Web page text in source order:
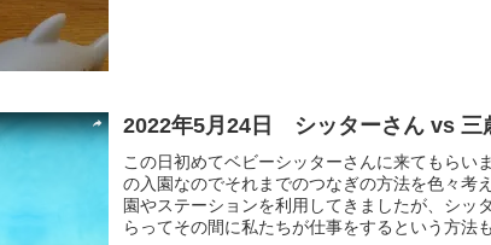
2022年5月24日 シッターさん vs 三
この日初めてベビーシッターさんに来てもらい
の入園なのでそれまでのつなぎの方法を色々考
園やステーションを利用してきましたが、シッ
らってその間に私たちが仕事をするという方法